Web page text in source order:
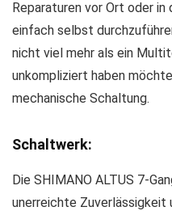
Reparaturen vor Ort oder
einfach selbst
nicht viel mehr als ein
unkompliziert haben
mechanische Schaltung.
Schaltwerk:
Die SHIMANO ALTUS 7-
unerreichte Zuverlässigkeit